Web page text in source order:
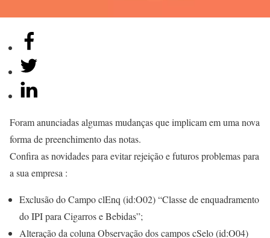
Foram anunciadas algumas mudanças que implicam em uma nova
forma de preenchimento das notas.
Confira as novidades para evitar rejeição e futuros problemas para
a sua empresa :
Exclusão do Campo clEnq (id:O02) “Classe de enquadramento
do IPI para Cigarros e Bebidas”;
Alteração da coluna Observação dos campos cSelo (id:O04)